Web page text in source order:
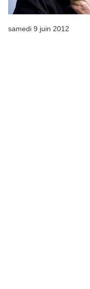
samedi 9 juin 2012